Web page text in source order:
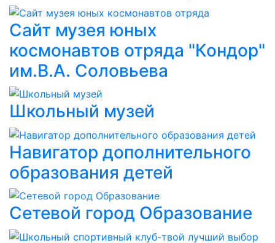
Сайт музея юных
космонавтов отряда "Кондор"
им.В.А. Соловьева
Школьный музей
Навигатор дополнительного
образования детей
Сетевой город Образование